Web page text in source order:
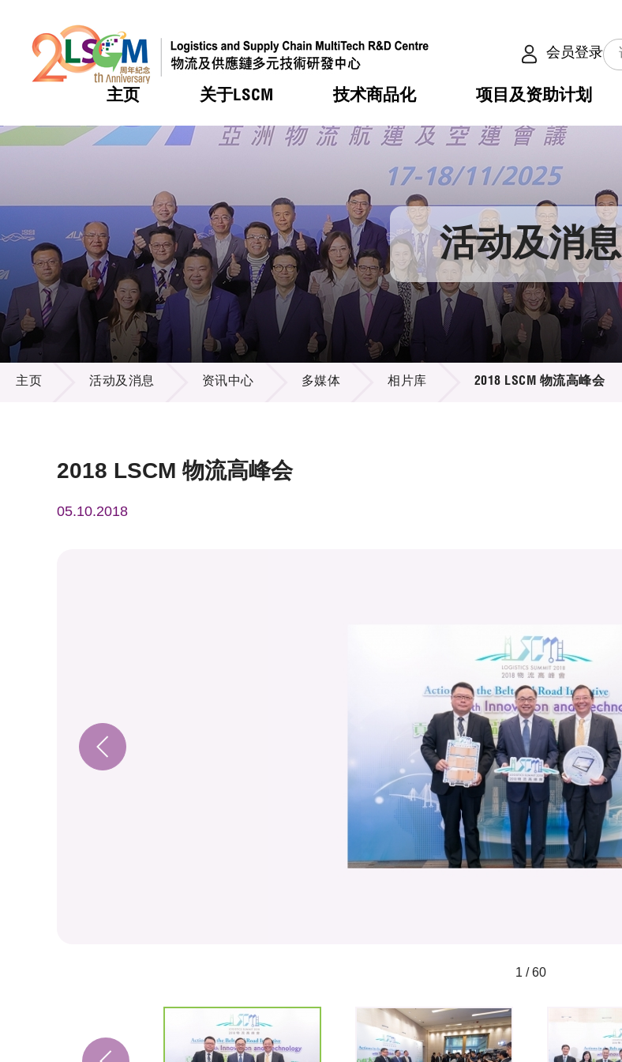
会员登录
主页 关于LSCM
热门 机构简介
组织架构
组织架构
董事局
研究顾问
招标通告
技术商品化
热门 服务
可获授权之技术
应用于公共服务之创新技术
重点项目
项目及资助计划
热门 合作计划
资助计划
资助计划
税务优惠
申请
评审
征求研发项目计划书
项目资料库
热门 活动
奖项
新闻中心
媒体报导
新闻稿
资讯中心
多媒体
出版刊物
热门 会籍及服务
会员列表
会员登入 活动及消息
活动及消息
主页 活动及消息 资讯中心 多媒体 相片库 2018 LSCM 物流高峰会
2018 LSCM 物流高峰会
05.10.2018
1 / 60